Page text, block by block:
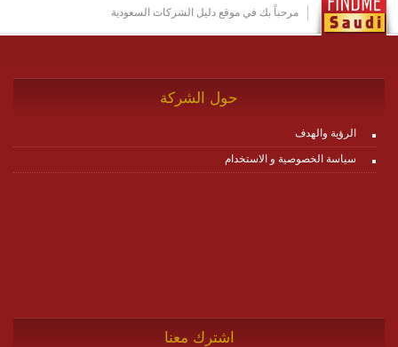
http://www.plutosms.com/zagel
مرحباً بك في موقع دليل الشركات السعودية
حول الشركة
الرؤية والهدف
سياسة الخصوصية و الاستخدام
اشترك معنا